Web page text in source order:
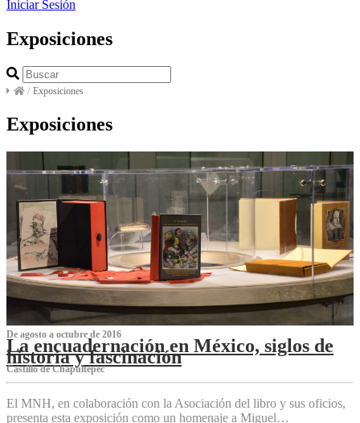
Iniciar Sesión
Exposiciones
/ Exposiciones
Exposiciones
De agosto a octubre de 2016
La encuadernación en México, siglos de
historia y fascinación
Castillo de Chapultepec
El MNH, en colaboración con la Asociación del libro y sus oficios,
presenta esta exposición como un homenaje a Miguel…